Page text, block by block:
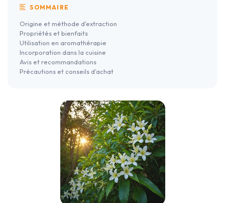
SOMMAIRE
Origine et méthode d'extraction
Propriétés et bienfaits
Utilisation en aromathérapie
Incorporation dans la cuisine
Avis et recommandations
Précautions et conseils d'achat